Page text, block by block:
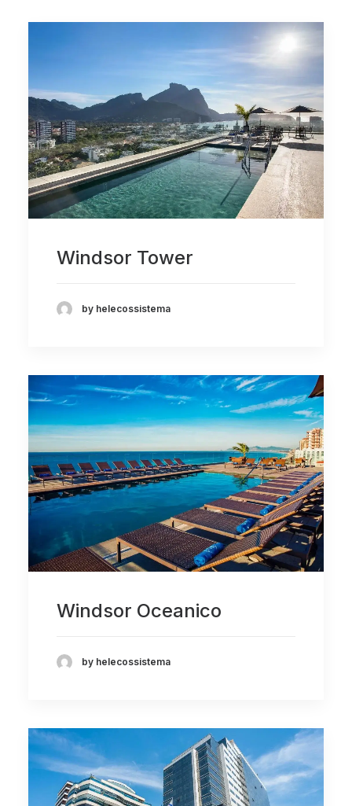
Windsor Tower
by helecossistema
Windsor Oceanico
by helecossistema